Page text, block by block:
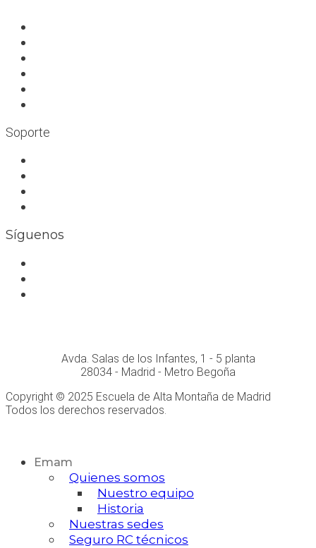
Soporte
Síguenos
Avda. Salas de los Infantes, 1 - 5 planta
28034 - Madrid - Metro Begoña
Copyright © 2025 Escuela de Alta Montaña de Madrid
Todos los derechos reservados.
Emam
Quienes somos
Nuestro equipo
Historia
Nuestras sedes
Seguro RC técnicos